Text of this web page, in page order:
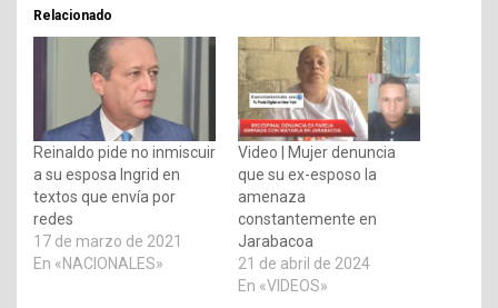
Relacionado
Reinaldo pide no inmiscuir
a su esposa Ingrid en
textos que envía por
redes
17 de marzo de 2021
En «NACIONALES»
Video | Mujer denuncia
que su ex-esposo la
amenaza
constantemente en
Jarabacoa
21 de abril de 2024
En «VIDEOS»